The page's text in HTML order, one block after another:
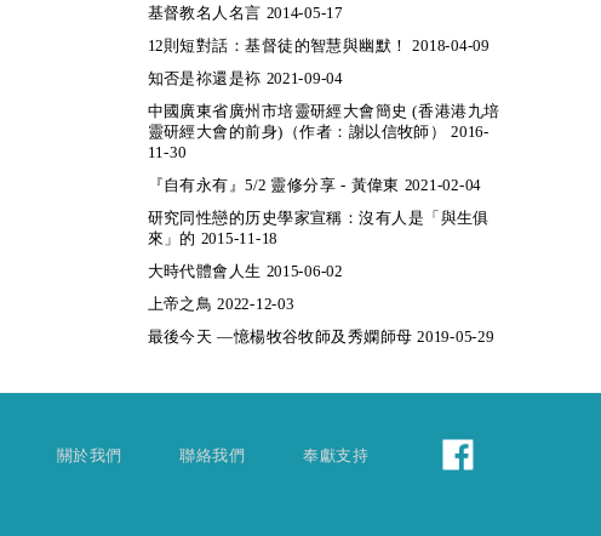
基督教名人名言 2014-05-17
12則短對話：基督徒的智慧與幽默！ 2018-04-09
知否是祢還是袮 2021-09-04
中國廣東省廣州市培靈研經大會簡史 (香港港九培
靈研經大會的前身)（作者：謝以信牧師） 2016-
11-30
『自有永有』5/2 靈修分享 - 黃偉東 2021-02-04
研究同性戀的历史學家宣稱：沒有人是「與生俱
來」的 2015-11-18
大時代體會人生 2015-06-02
上帝之鳥 2022-12-03
最後今天 —憶楊牧谷牧師及秀嫻師母 2019-05-29
關於我們 聯絡我們 奉獻支持